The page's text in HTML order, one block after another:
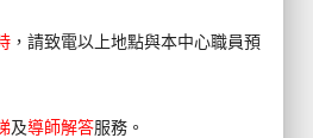
，請致電以上地點與本中心職員預
及導師解答服務。